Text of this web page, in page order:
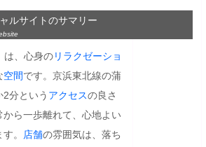
ルサイトのサマリー
は、心身のリラクゼーショ
空間です。京浜東北線の蒲
2分という アクセスの良さ
ら一歩離れて、心地よい
。
店舗の雰囲気は、落ち